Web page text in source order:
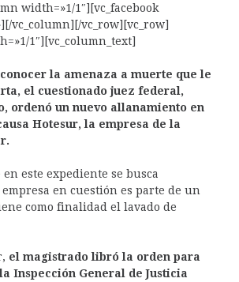
width=»1/1″][vc_facebook
vc_column][/vc_row][vc_row]
1″][vc_column_text]
la amenaza a muerte que le
el cuestionado juez federal,
ordenó un nuevo allanamiento en
Hotesur, la empresa de la
en este expediente se busca
en cuestión es parte de un
como finalidad el lavado de
el magistrado libró la orden para
Inspección General de Justicia